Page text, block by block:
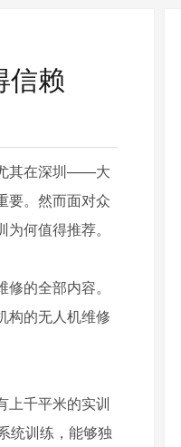
信赖
其在深圳——大
要。然而面对众
何值得推荐。
的全部内容。
构的无人机维修
上千平米的实训
统训练，能够独